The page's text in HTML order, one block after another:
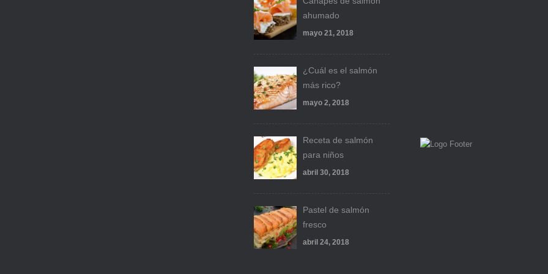
ahumado
mayo 21, 2018
¿Cuál es el salmón
más rico?
mayo 2, 2018
Receta de salmón
para niños
abril 30, 2018
Pastel de salmón
fresco
abril 24, 2018